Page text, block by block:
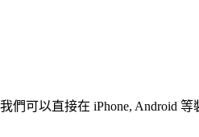
可以直接在 iPhone, Android